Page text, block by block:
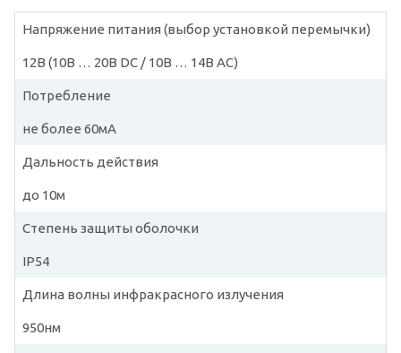
Напряжение питания (выбор установкой перемычки)
12В (10В … 20В DC / 10В … 14В AC)
Потребление
не более 60мА
Дальность действия
до 10м
Степень защиты оболочки
IP54
Длина волны инфракрасного излучения
950нм